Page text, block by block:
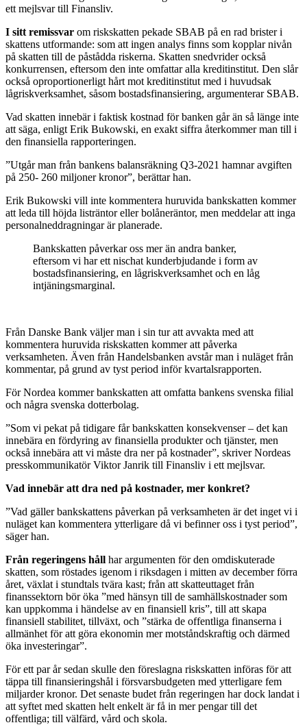
ett mejlsvar till Finansliv.
I sitt remissvar om riskskatten pekade SBAB på en rad brister i
skattens utformande: som att ingen analys finns som kopplar nivån
på skatten till de påstådda riskerna. Skatten snedvrider också
konkurrensen, eftersom den inte omfattar alla kreditinstitut. Den slår
också oproportionerligt hårt mot kreditinstitut med i huvudsak
lågriskverksamhet, såsom bostadsfinansiering, argumenterar SBAB.
Vad skatten innebär i faktisk kostnad för banken går än så länge inte
att säga, enligt Erik Bukowski, en exakt siffra återkommer man till i
den finansiella rapporteringen.
”Utgår man från bankens balansräkning Q3-2021 hamnar avgiften
på 250- 260 miljoner kronor”, berättar han.
Erik Bukowski vill inte kommentera huruvida bankskatten kommer
att leda till höjda listräntor eller bolåneräntor, men meddelar att inga
personalneddragningar är planerade.
Bankskatten påverkar oss mer än andra banker,
eftersom vi har ett nischat kunderbjudande i form av
bostadsfinansiering, en lågriskverksamhet och en låg
intjäningsmarginal.
Från Danske Bank väljer man i sin tur att avvakta med att
kommentera huruvida riskskatten kommer att påverka
verksamheten. Även från Handelsbanken avstår man i nuläget från
kommentar, på grund av tyst period inför kvartalsrapporten.
För Nordea kommer bankskatten att omfatta bankens svenska filial
och några svenska dotterbolag.
”Som vi pekat på tidigare får bankskatten konsekvenser – det kan
innebära en fördyring av finansiella produkter och tjänster, men
också innebära att vi måste dra ner på kostnader”, skriver Nordeas
presskommunikatör Viktor Janrik till Finansliv i ett mejlsvar.
Vad innebär att dra ned på kostnader, mer konkret?
”Vad gäller bankskattens påverkan på verksamheten är det inget vi i
nuläget kan kommentera ytterligare då vi befinner oss i tyst period”,
säger han.
Från regeringens håll har argumenten för den omdiskuterade
skatten, som röstades igenom i riksdagen i mitten av december förra
året, växlat i stundtals tvära kast; från att skatteuttaget från
finanssektorn bör öka ”med hänsyn till de samhällskostnader som
kan uppkomma i händelse av en finansiell kris”, till att skapa
finansiell stabilitet, tillväxt, och ”stärka de offentliga finanserna i
allmänhet för att göra ekonomin mer motståndskraftig och därmed
öka investeringar”.
För ett par år sedan skulle den föreslagna riskskatten införas för att
täppa till finansieringshål i försvarsbudgeten med ytterligare fem
miljarder kronor. Det senaste budet från regeringen har dock landat i
att syftet med skatten helt enkelt är få in mer pengar till det
offentliga; till välfärd, vård och skola.